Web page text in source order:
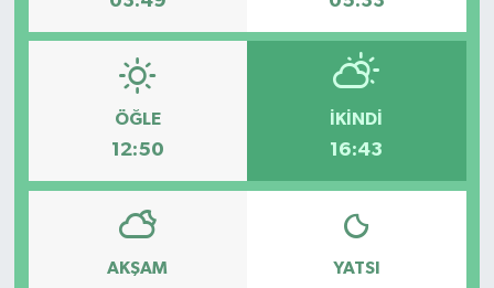
ÖĞLE
12:50
İKINDI
16:43
AKŞAM YATSI